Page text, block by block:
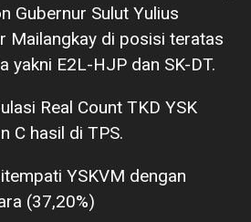
Gubernur Sulut Yulius
Mailangkay di posisi teratas
yakni E2L-HJP dan SK-DT.
Real Count TKD YSK
C hasil di TPS.
YSKVM dengan
(37,20%)